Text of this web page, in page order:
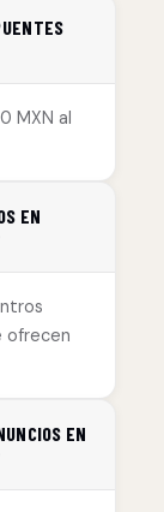
MXN al
EN
ofrecen
EN